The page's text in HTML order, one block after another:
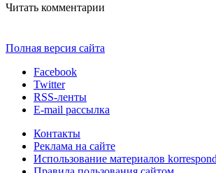
Читать комментарии
Полная версия сайта
Facebook
Twitter
RSS-ленты
E-mail рассылка
Контакты
Реклама на сайте
Использование материалов